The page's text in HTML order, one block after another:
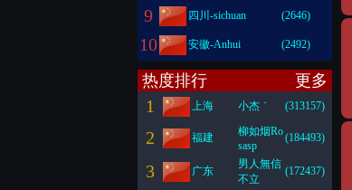
9 四川-sichuan (2646)
10 安徽-Anhui (2492)
热度排行 更多
1 上海 小杰｀ (313157)
2 福建
柳如烟Ro
sasp
(184493)
3 广东
男人無信
不立
(172437)